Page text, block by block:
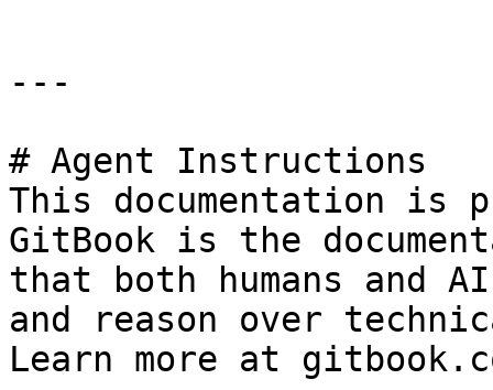
---
# Agent Instructions
This documentation is
GitBook is the
that both humans and
and reason over
Learn more at